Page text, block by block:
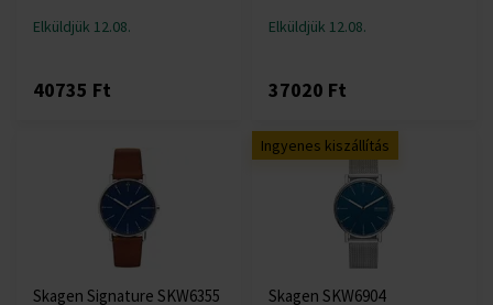
Elküldjük 12.08.
40735 Ft
Elküldjük 12.08.
37020 Ft
Skagen Signature SKW6355
Ingyenes kiszállítás
Skagen SKW6904